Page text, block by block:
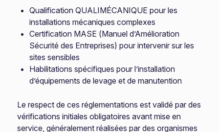
Qualification QUALIMÉCANIQUE pour les
installations mécaniques complexes
Certification MASE (Manuel d’Amélioration
Sécurité des Entreprises) pour intervenir sur les
sites sensibles
Habilitations spécifiques pour l’installation
d’équipements de levage et de manutention
Le respect de ces réglementations est validé par des
vérifications initiales obligatoires avant mise en
service, généralement réalisées par des organismes